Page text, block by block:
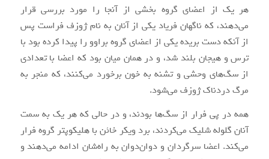
هر یک از اعضای گروه بخشی از آنجا را مورد بررسی قرار
می‌دهند، که ناگهان فریاد یکی از آنان به نام ژوزف فراست پس
از آنکه دست بریده یکی از اعضای گروه براوو را پیدا کرده بود با
ترس و هیجان بلند شد، و در همان میان بود که اعضا با تعدادی
از سگ‌های وحشی و تشنه به خون برخورد می‌کنند، که منجر به
مرگ دردناک ژوزف می‌شود.
همه در پی فرار از سگ‌ها بودند، و در حالی که هر یک به سمت
آنان گلوله شلیک می‌کردند، برد ویکر خائن با هلیکوپتر گروه فرار
می‌کند. اعضا سرگردان و دوان‌دوان به راه‌شان ادامه می‌دهند و